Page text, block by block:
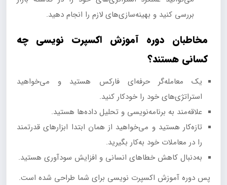
بررسی کنید و بهینه‌سازی‌های لازم را انجام دهید.
مخاطبان دوره آموزش اکسپرت نویسی چه
کسانی هستند؟
یک معامله‌گر حرفه‌ای فارکس هستید و می‌خواهید
استراتژی‌های خود را خودکار کنید.
علاقه‌مند به برنامه‌نویسی و تحلیل داده‌ها هستید.
تازه‌کار هستید و می‌خواهید از همان ابتدا ابزارهای قدرتمند
را در معاملات خود به‌کار بگیرید.
به‌دنبال کاهش خطاهای انسانی و افزایش سودآوری هستید.
پس دوره آموزش اکسپرت نویسی برای شما طراحی شده است.